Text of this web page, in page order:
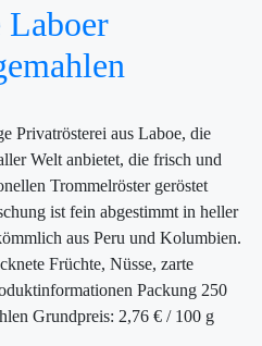
Laboer
Privatrösterei aus Laboe, die
Welt anbietet, die frisch und
Trommelröster geröstet
ist fein abgestimmt in heller
aus Peru und Kolumbien.
Früchte, Nüsse, zarte
Packung 250
Grundpreis: 2,76 € / 100 g